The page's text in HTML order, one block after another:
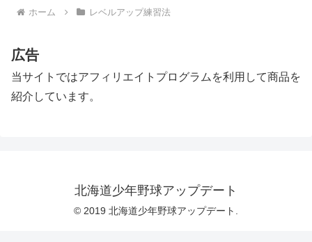
ホーム レベルアップ練習法
広告
当サイトではアフィリエイトプログラムを利用して商品を
紹介しています。
北海道少年野球アップデート
© 2019 北海道少年野球アップデート.